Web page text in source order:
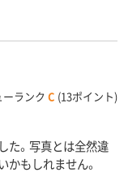
ーランク C (13ポイント)
た。写真とは全然違
かもしれません。